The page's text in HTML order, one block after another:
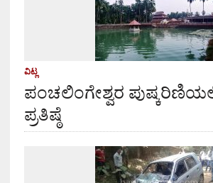
ವಿಟ್ಲ
ಪಂಚಲಿಂಗೇಶ್ವರ
ಪ್ರತಿಷ್ಠೆ